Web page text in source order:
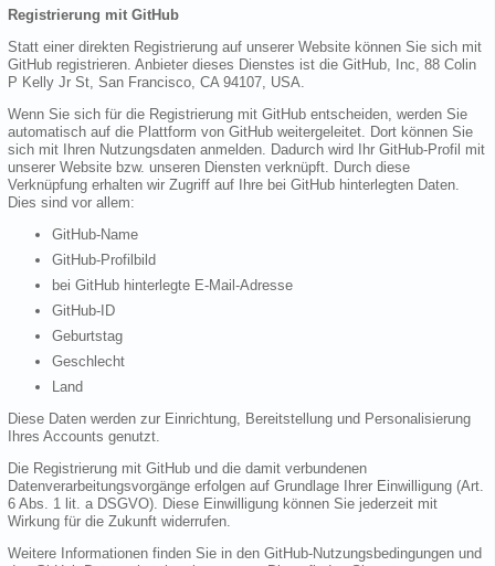
Registrierung mit GitHub
Statt einer direkten Registrierung auf unserer Website können Sie sich mit
GitHub registrieren. Anbieter dieses Dienstes ist die GitHub, Inc, 88 Colin
P Kelly Jr St, San Francisco, CA 94107, USA.
Wenn Sie sich für die Registrierung mit GitHub entscheiden, werden Sie
automatisch auf die Plattform von GitHub weitergeleitet. Dort können Sie
sich mit Ihren Nutzungsdaten anmelden. Dadurch wird Ihr GitHub-Profil mit
unserer Website bzw. unseren Diensten verknüpft. Durch diese
Verknüpfung erhalten wir Zugriff auf Ihre bei GitHub hinterlegten Daten.
Dies sind vor allem:
GitHub-Name
GitHub-Profilbild
bei GitHub hinterlegte E-Mail-Adresse
GitHub-ID
Geburtstag
Geschlecht
Land
Diese Daten werden zur Einrichtung, Bereitstellung und Personalisierung
Ihres Accounts genutzt.
Die Registrierung mit GitHub und die damit verbundenen
Datenverarbeitungsvorgänge erfolgen auf Grundlage Ihrer Einwilligung (Art.
6 Abs. 1 lit. a DSGVO). Diese Einwilligung können Sie jederzeit mit
Wirkung für die Zukunft widerrufen.
Weitere Informationen finden Sie in den GitHub-Nutzungsbedingungen und